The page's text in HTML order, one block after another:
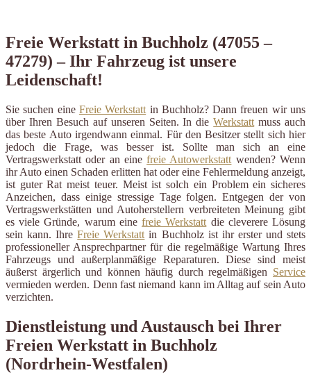
Freie Werkstatt in Buchholz (47055 –
47279) – Ihr Fahrzeug ist unsere
Leidenschaft!
Sie suchen eine Freie Werkstatt in Buchholz? Dann freuen wir uns
über Ihren Besuch auf unseren Seiten. In dieWerkstatt muss auch
das beste Auto irgendwann einmal. Für den Besitzer stellt sich hier
jedoch die Frage, was besser ist. Sollte man sich an eine
Vertragswerkstatt oder an einefreie Autowerkstatt wenden? Wenn
ihr Auto einen Schaden erlitten hat oder eine Fehlermeldung anzeigt,
ist guter Rat meist teuer. Meist ist solch ein Problem ein sicheres
Anzeichen, dass einige stressige Tage folgen. Entgegen der von
Vertragswerkstätten und Autoherstellern verbreiteten Meinung gibt
es viele Gründe, warum einefreie Werkstatt die cleverere Lösung
sein kann. IhreFreie Werkstatt in Buchholz ist ihr erster und stets
professioneller Ansprechpartner für die regelmäßige Wartung Ihres
Fahrzeugs und außerplanmäßige Reparaturen. Diese sind meist
äußerst ärgerlich und können häufig durch regelmäßigen Service
vermieden werden. Denn fast niemand kann im Alltag auf sein Auto
verzichten.
Dienstleistung und Austausch bei Ihrer
Freien Werkstatt in Buchholz
(Nordrhein-Westfalen)